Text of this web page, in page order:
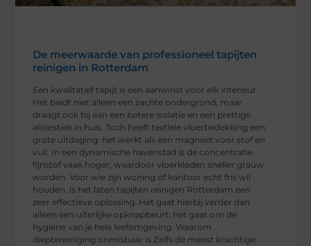
De meerwaarde van professioneel tapijten
reinigen in Rotterdam
Een kwalitatief tapijt is een aanwinst voor elk interieur.
Het biedt niet alleen een zachte ondergrond, maar
draagt ook bij aan een betere isolatie en een prettige
akoestiek in huis. Toch heeft textiele vloerbedekking een
grote uitdaging: het werkt als een magneet voor stof en
vuil. In een dynamische havenstad is de concentratie
fijnstof vaak hoger, waardoor vloerkleden sneller grauw
worden. Voor wie zijn woning of kantoor echt fris wil
houden, is het laten tapijten reinigen Rotterdam een
zeer effectieve oplossing. Het gaat hierbij verder dan
alleen een uiterlijke opknapbeurt; het gaat om de
hygiëne van je hele leefomgeving. Waarom
dieptereiniging onmisbaar is Zelfs de meest krachtige